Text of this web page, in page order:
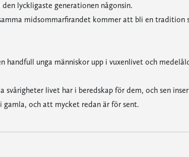
lyckligaste generationen någonsin.
midsommarfirandet kommer att bli en tradition
handfull unga människor upp i vuxenlivet och
svårigheter livet har i beredskap för dem, och sen
och att mycket redan är för sent.